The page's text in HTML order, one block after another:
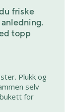
friske
topp
Plukk og
selv
for